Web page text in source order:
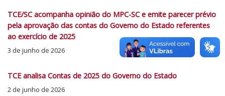
TCE/SC acompanha opinião do MPC-SC e emite parecer prévio
pela aprovação das contas do Governo do Estado referentes
ao exercício de 2025
3 de junho de 2026
TCE analisa Contas de 2025 do Governo do Estado
2 de junho de 2026